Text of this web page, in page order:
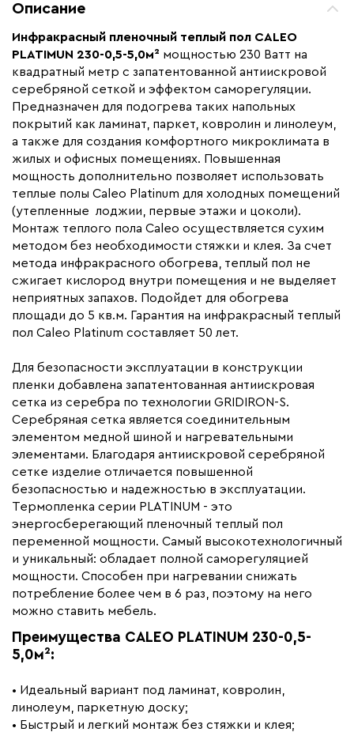
Мощность (Вт)
Назначение
Под линолеум / ковролин,
Монтаж Сухой монтаж
Макс. рабочая температура (C) +90
Макс. ток нагрузки (А)
Ширина (мм) 500
Толщина (мм)
Длина установочного провода, м 2x4,9
Страна производства Южная Корея
Гарантия (год) 50
Срок службы(год)
Вес (кг)
Описание
Инфракрасный пленочный теплый пол CALEO
PLATIMUN 230-0,5-5,0м² мощностью 230 Ватт на
квадратный метр с запатентованной антиискровой
серебряной сеткой и эффектом саморегуляции.
Предназначен для подогрева таких напольных
покрытий как ламинат, паркет, ковролин и линолеум,
а также для создания комфортного микроклимата в
жилых и офисных помещениях. Повышенная
мощность дополнительно позволяет использовать
теплые полы Caleo Platinum для холодных помещений
(утепленные лоджии, первые этажи и цоколи).
Монтаж теплого пола Caleo осуществляется сухим
методом без необходимости стяжки и клея. За счет
метода инфракрасного обогрева, теплый пол не
сжигает кислород внутри помещения и не выделяет
неприятных запахов. Подойдет для обогрева
площади до 5 кв.м. Гарантия на инфракрасный теплый
пол Caleo Platinum составляет 50 лет.
Для безопасности эксплуатации в конструкции
пленки добавлена запатентованная антиискровая
сетка из серебра по технологии GRIDIRON-S.
Серебряная сетка является соединительным
элементом медной шиной и нагревательными
элементами. Благодаря антиискровой серебряной
сетке изделие отличается повышенной
безопасностью и надежностью в эксплуатации.
Термопленка серии PLATINUM - это
энергосберегающий пленочный теплый пол
переменной мощности. Самый высокотехнологичный
и уникальный: обладает полной саморегуляцией
мощности. Способен при нагревании снижать
потребление более чем в 6 раз, поэтому на него
можно ставить мебель.
Преимущества CALEO PLATINUM 230-0,5-
5,0м²:
• Идеальный вариант под ламинат, ковролин,
линолеум, паркетную доску;
• Быстрый и легкий монтаж без стяжки и клея;